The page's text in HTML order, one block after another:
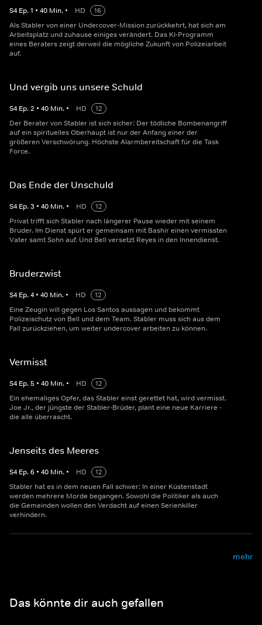
S4 Ep.1 • 40 Min. • HD
16
Als Stabler von einer Undercover-Mission zurückkehrt, hat sich am
Arbeitsplatz und zuhause einiges verändert. Das KI-Programm
eines Beraters zeigt derweil die mögliche Zukunft von Polizeiarbeit
auf.
Und vergib uns unsere Schuld
S4 Ep.2 • 40 Min. • HD
12
Der Berater von Stabler ist sich sicher: Der tödliche Bombenangriff
auf ein spirituelles Oberhaupt ist nur der Anfang einer der
größeren Verschwörung. Höchste Alarmbereitschaft für die Task
Force.
Das Ende der Unschuld
S4 Ep.3 • 40 Min. • HD
12
Privat trifft sich Stabler nach längerer Pause wieder mit seinem
Bruder. Im Dienst spürt er gemeinsam mit Bashir einen vermissten
Vater samt Sohn auf. Und Bell versetzt Reyes in den Innendienst.
Bruderzwist
S4 Ep.4 • 40 Min. • HD
12
Eine Zeugin will gegen Los Santos aussagen und bekommt
Polizeischutz von Bell und dem Team. Stabler muss sich aus dem
Fall zurückziehen, um weiter undercover arbeiten zu können.
Vermisst
S4 Ep.5 • 40 Min. • HD
12
Ein ehemaliges Opfer, das Stabler einst gerettet hat, wird vermisst.
Joe Jr., der jüngste der Stabler-Brüder, plant eine neue Karriere -
die alle überrascht.
Jenseits des Meeres
S4 Ep.6 • 40 Min. • HD
12
Stabler hat es in dem neuen Fall schwer: In einer Küstenstadt
werden mehrere Morde begangen. Sowohl die Politiker als auch
die Gemeinden wollen den Verdacht auf einen Serienkiller
verhindern.
mehr
Das könnte dir auch gefallen